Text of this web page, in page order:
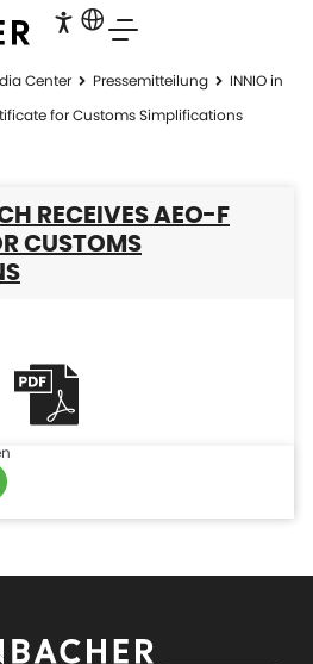
Center Pressemitteilung
INNIO in
for Customs Simplifications
RECEIVES AEO-F
CUSTOMS